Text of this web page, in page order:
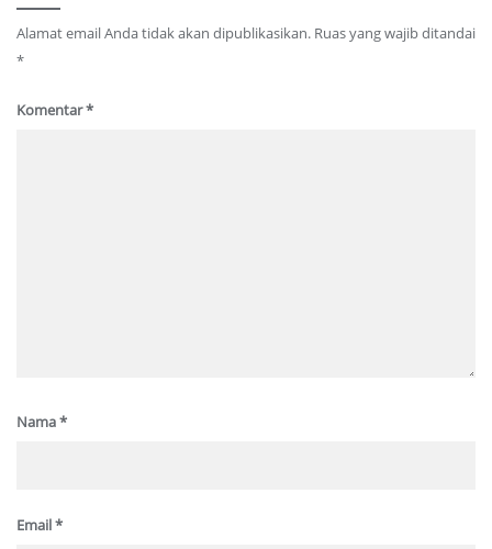
Alamat email Anda tidak akan dipublikasikan. Ruas yang wajib ditandai
*
Komentar*
Nama*
Email*